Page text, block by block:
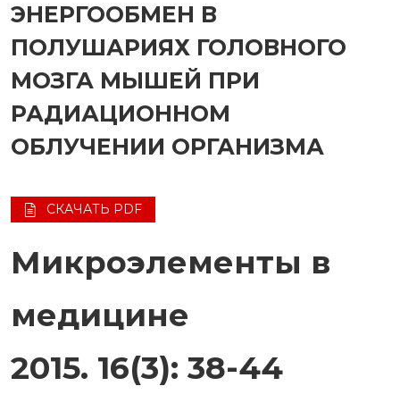
ЭНЕРГООБМЕН В
ПОЛУШАРИЯХ ГОЛОВНОГО
МОЗГА МЫШЕЙ ПРИ
РАДИАЦИОННОМ
ОБЛУЧЕНИИ ОРГАНИЗМА
СКАЧАТЬ PDF
Микроэлементы в
медицине
2015. 16(3): 38-44